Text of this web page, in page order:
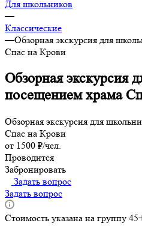
Для школьников
—
Классические
—Обзорная экскурсия для
Спас на Крови
Обзорная экскурсия
посещением храма
Обзорная экскурсия для
Спас на Крови
от 1500 ₽/чел.
Проводится
Забронировать
Задать вопрос
Задать вопрос
Стоимость указана на группу